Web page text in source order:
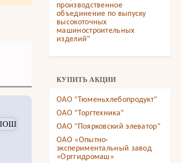
производственное
объединение по выпуску
высокоточных
машиностроительных
изделий"
КУПИТЬ АКЦИИ
ОАО "Тюменьхлебопродукт"
ОАО "Торгтехника"
ОАО "Поярковский элеватор"
ОАО «Опытно-
экспериментальный завод
«Орггидромаш»